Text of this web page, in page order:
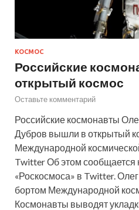
КОСМОС
Российские
открытый космос
Оставьте комментарий
Российские космонавты
Дубров вышли в открытый
Международной
Twitter Об этом сообщается
«Роскосмоса» в Twitter.
бортом Международной
Космонавты выводят